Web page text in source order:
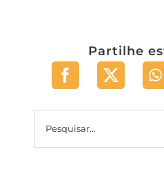
Partilhe